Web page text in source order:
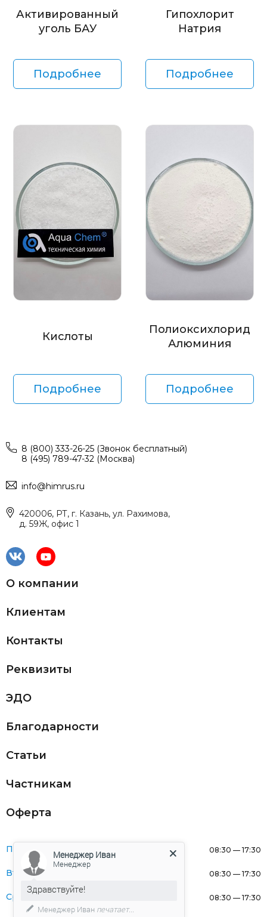
Активированный
уголь БАУ
Подробнее
Гипохлорит
Натрия
Подробнее
Кислоты
Подробнее
Полиоксихлорид
Алюминия
Подробнее
8 (800) 333-26-25 (Звонок бесплатный)
8 (495) 789-47-32 (Москва)
info@himrus.ru
420006, РТ, г. Казань, ул. Рахимова,
д. 59Ж, офис 1
О компании
Клиентам
Контакты
Реквизиты
ЭДО
Благодарности
Статьи
Частникам
Оферта
Понедельник: 08:30 — 17:30
Вторник: 08:30 — 17:30
Среда: 08:30 — 17:30
Менеджер Иван
Менеджер
Здравствуйте!
Менеджер Иван печатает...